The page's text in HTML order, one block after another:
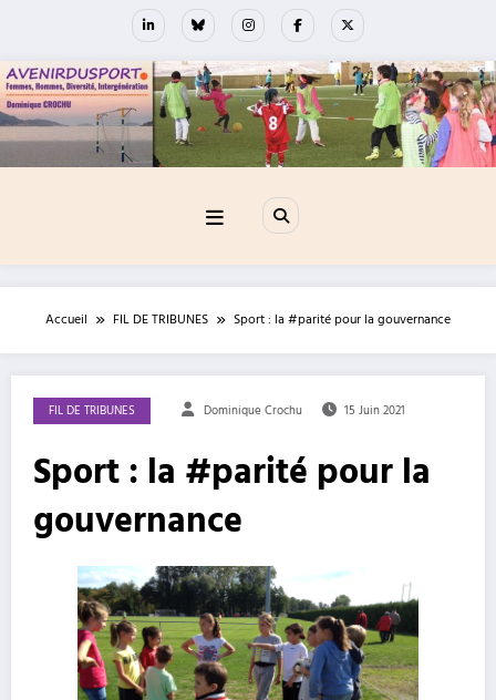
Accueil FIL DE TRIBUNES Sport : la #parité pour la gouvernance
FIL DE TRIBUNES Dominique Crochu 15 Juin 2021
Sport : la #parité pour la
gouvernance